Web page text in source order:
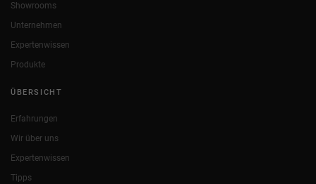
Showrooms
Unternehmen
Expertenwissen
Produkte
ÜBERSICHT
Erfahrungen
Wir über uns
Expertenwissen
Tipps